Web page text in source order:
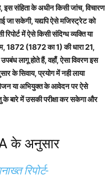
है, इस संहिता के अधीन किसी जांच, विचारण
जा सकेगी, यद्यपि ऐसे मजिस्ट्रेट को
रिपोर्ट में ऐसे किसी संदिग्ध व्यक्ति या
1872 (1872 का 1) की धारा 21,
लागू होते हैं, वहाँ, ऐसा विवरण इस
के सिवाय, प्रयोग में नही लाया
या अभियुक्त के आवेदन पर ऐसे
के बारे में उसकी परीक्षा कर सकेगा और
के अनुसार
रिपोर्ट-